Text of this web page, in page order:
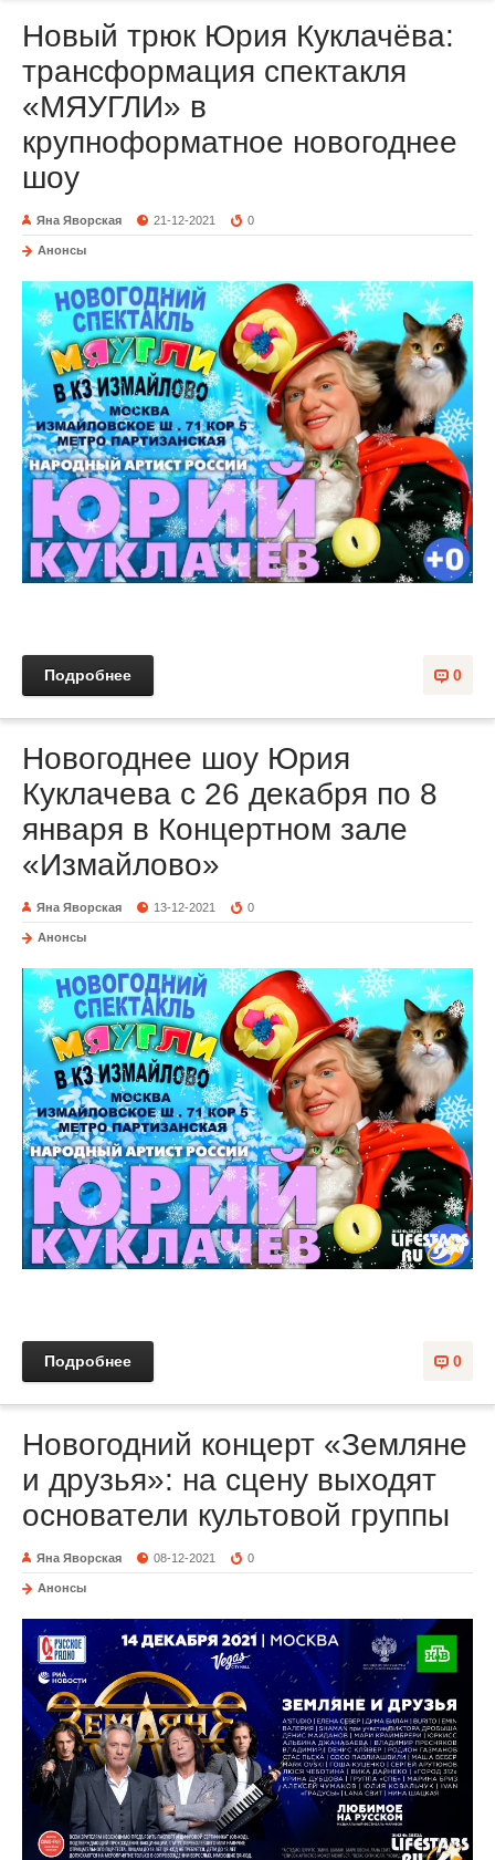
Новый трюк Юрия Куклачёва:
трансформация спектакля
«МЯУГЛИ» в
крупноформатное новогоднее
шоу
Яна Яворская 21-12-2021 0
Анонсы
0
Подробнее
Новогоднее шоу Юрия
Куклачева с 26 декабря по 8
января в Концертном зале
«Измайлово»
Яна Яворская 13-12-2021 0
Анонсы
0
Подробнее
Новогодний концерт «Земляне
и друзья»: на сцену выходят
основатели культовой группы
Яна Яворская 08-12-2021 0
Анонсы